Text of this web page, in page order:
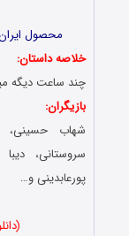
محصول
خلاصه داستان:
چند ساعت دیگه
بازیگران:
شهاب حسینی،
سروستانی،
پورعابدینی و…